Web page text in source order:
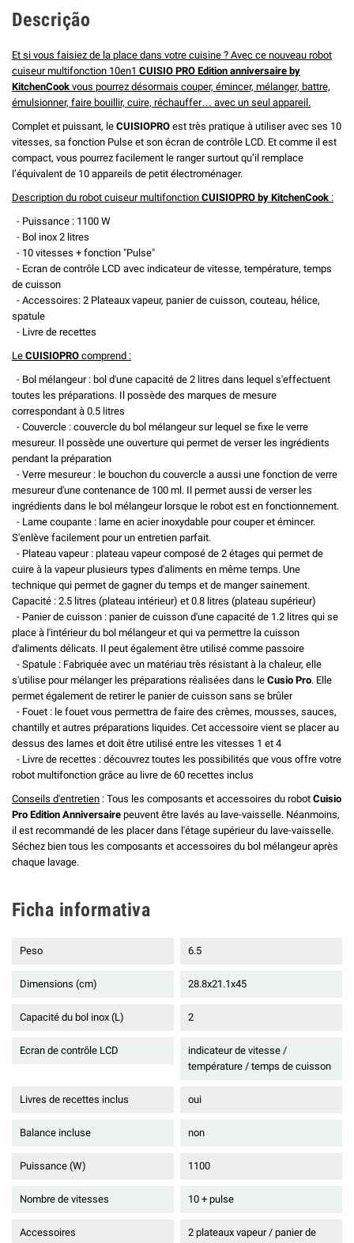
Descrição
Et si vous faisiez de la place dans votre cuisine ? Avec ce nouveau robot
cuiseur multifonction 10en1 CUISIO PRO Edition anniversaire by
KitchenCook vous pourrez désormais couper, émincer, mélanger, battre,
émulsionner, faire bouillir, cuire, réchauffer… avec un seul appareil.
Complet et puissant, le CUISIOPRO est très pratique à utiliser avec ses 10
vitesses, sa fonction Pulse et son écran de contrôle LCD. Et comme il est
compact, vous pourrez facilement le ranger surtout qu’il remplace
l’équivalent de 10 appareils de petit électroménager.
Description du robot cuiseur multifonction CUISIOPRO by KitchenCook :
- Puissance : 1100 W
- Bol inox 2 litres
- 10 vitesses + fonction "Pulse"
- Ecran de contrôle LCD avec indicateur de vitesse, température, temps
de cuisson
- Accessoires: 2 Plateaux vapeur, panier de cuisson, couteau, hélice,
spatule
- Livre de recettes
Le CUISIOPRO comprend :
- Bol mélangeur : bol d'une capacité de 2 litres dans lequel s'effectuent
toutes les préparations. Il possède des marques de mesure
correspondant à 0.5 litres
- Couvercle : couvercle du bol mélangeur sur lequel se fixe le verre
mesureur. Il possède une ouverture qui permet de verser les ingrédients
pendant la préparation
- Verre mesureur : le bouchon du couvercle a aussi une fonction de verre
mesureur d'une contenance de 100 ml. Il permet aussi de verser les
ingrédients dans le bol mélangeur lorsque le robot est en fonctionnement.
- Lame coupante : lame en acier inoxydable pour couper et émincer.
S'enlève facilement pour un entretien parfait.
- Plateau vapeur : plateau vapeur composé de 2 étages qui permet de
cuire à la vapeur plusieurs types d'aliments en même temps. Une
technique qui permet de gagner du temps et de manger sainement.
Capacité : 2.5 litres (plateau intérieur) et 0.8 litres (plateau supérieur)
- Panier de cuisson : panier de cuisson d'une capacité de 1.2 litres qui se
place à l'intérieur du bol mélangeur et qui va permettre la cuisson
d'aliments délicats. Il peut également être utilisé comme passoire
- Spatule : Fabriquée avec un matériau très résistant à la chaleur, elle
s'utilise pour mélanger les préparations réalisées dans le Cusio Pro. Elle
permet également de retirer le panier de cuisson sans se brûler
- Fouet : le fouet vous permettra de faire des crèmes, mousses, sauces,
chantilly et autres préparations liquides. Cet accessoire vient se placer au
dessus des lames et doit être utilisé entre les vitesses 1 et 4
- Livre de recettes : découvrez toutes les possibilités que vous offre votre
robot multifonction grâce au livre de 60 recettes inclus
Conseils d'entretien : Tous les composants et accessoires du robot Cuisio
Pro Edition Anniversaire peuvent être lavés au lave-vaisselle. Néanmoins,
il est recommandé de les placer dans l'étage supérieur du lave-vaisselle.
Séchez bien tous les composants et accessoires du bol mélangeur après
chaque lavage.
Ficha informativa
Peso 6.5
Dimensions (cm) 28.8x21.1x45
Capacité du bol inox (L) 2
Ecran de contrôle LCD
indicateur de vitesse /
température / temps de cuisson
Livres de recettes inclus oui
Balance incluse non
Puissance (W) 1100
Nombre de vitesses 10 + pulse
Accessoires
2 plateaux vapeur / panier de